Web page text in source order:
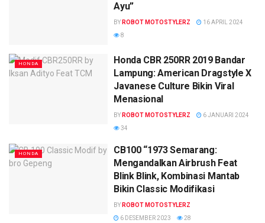
Ayu”
BY ROBOT MOTOSTYLERZ
16 APRIL 2024
8
HONDA
Honda CBR 250RR 2019 Bandar
Lampung: American Dragstyle X
Javanese Culture Bikin Viral
Menasional
BY ROBOT MOTOSTYLERZ
6 JANUARI 2024
34
HONDA
CB100 “1973 Semarang:
Mengandalkan Airbrush Feat
Blink Blink, Kombinasi Mantab
Bikin Classic Modifikasi
BY ROBOT MOTOSTYLERZ
6 DESEMBER 2023
28